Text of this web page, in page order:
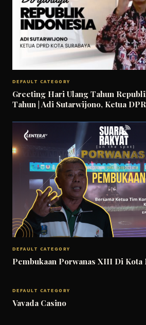
DEFAULT CATEGORY
Greeting Hari Ulang Tahun
Tahun | Adi Sutarwijono, Ketua
DEFAULT CATEGORY
Pembukaan Porwanas XIII Di Kota
DEFAULT CATEGORY
Vavada Casino